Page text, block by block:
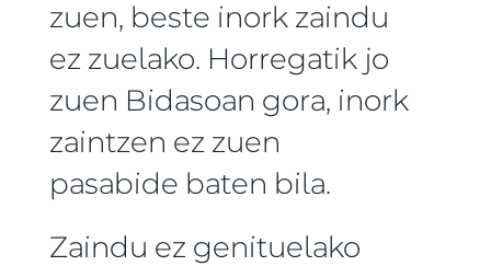
zuen, beste inork zaindu
ez zuelako. Horregatik jo
zuen Bidasoan gora, inork
zaintzen ez zuen
pasabide baten bila.
Zaindu ez genituelako